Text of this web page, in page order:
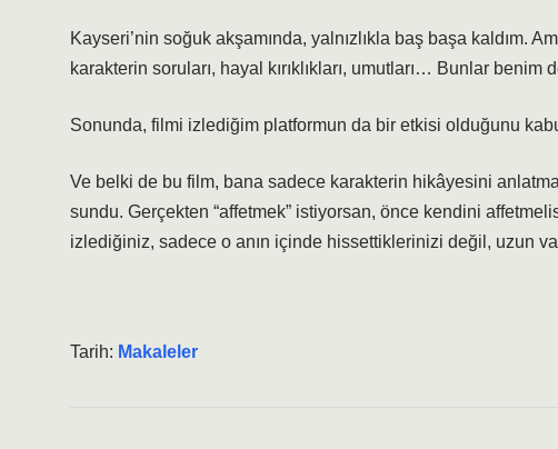
Kayseri’nin soğuk akşamında, yalnızlıkla baş başa kaldım.
karakterin soruları, hayal kırıklıkları, umutları… Bunlar benim
Sonunda, filmi izlediğim platformun da bir etkisi olduğunu
Ve belki de bu film, bana sadece karakterin hikâyesini
sundu. Gerçekten “affetmek” istiyorsan, önce kendini
izlediğiniz, sadece o anın içinde hissettiklerinizi değil, uzun
Tarih: Makaleler